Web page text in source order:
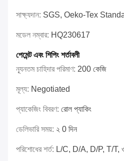
সাক্ষ্যদান: SGS, Oeko-Tex
মডেল নম্বার: HQ230617
পেমেন্ট এবং শিপিং শর্তাবলী
ন্যূনতম চাহিদার পরিমাণ: 200 কেজি
মূল্য: Negotiated
প্যাকেজিং বিবরণ: রোল প্যাকিং
ডেলিভারি সময়: ২ 0 দিন
পরিশোধের শর্ত: L/C, D/A, D/P, T/T,